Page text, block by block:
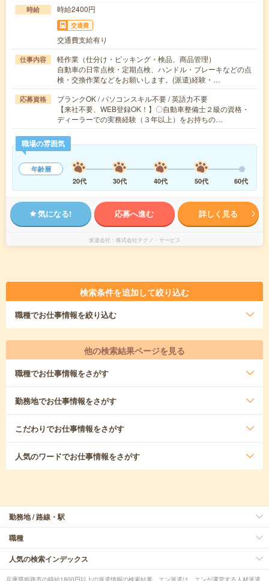
時給 時給2400円
交通費
交通費支給有り
仕事内容
軽作業（仕分け・ピッキング・検品、商品管理）
自動車の日常点検・定期点検、ハンドル・ブレーキなどの点
検・交換作業などをお願いします。(派遣)経験・…
応募資格
ブランクOK / パソコンスキル不要 / 英語力不要
【来社不要、WEB登録OK！】〇自動車整備士２級の資格・
ディーラーでの実務経験（３年以上）をお持ちの…
職場の雰囲気
年齢層
20代
30代 40代 50代 60代
気になる! 応募へ進む 詳しく見る
派遣会社 株式会社テクノ・サービス
検索条件を追加して絞り込む
職種でお仕事情報を絞り込む
他の検索結果ページを見る
職種でお仕事情報をさがす
勤務地でお仕事情報をさがす
こだわりでお仕事情報をさがす
人気のワードでお仕事情報をさがす
勤務地 / 路線・駅
職種
人気の検索インデックス
兵庫県姫路市の時給1800円以上の派遣情報の検索結果。エン派遣は、エンが運営する人材派遣